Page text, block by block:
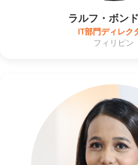
ラルフ・ボン
IT部門ディレク
フィリピン